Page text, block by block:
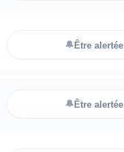
🔔Être alertée
🔔Être alertée